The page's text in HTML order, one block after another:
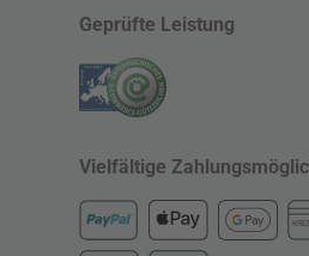
Geprüfte Leistung
Vielfältige